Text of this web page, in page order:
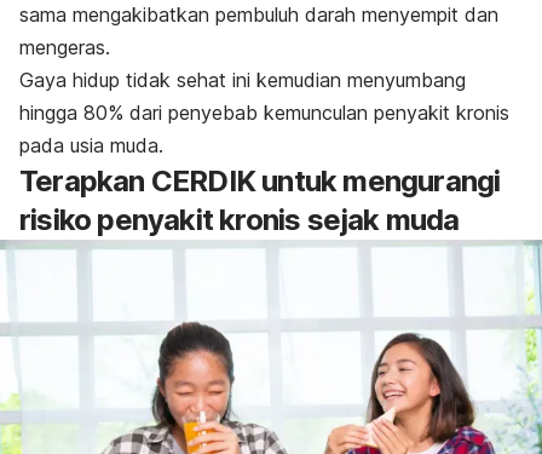
sama mengakibatkan pembuluh darah menyempit dan
mengeras.
Gaya hidup tidak sehat ini kemudian menyumbang
hingga 80% dari penyebab kemunculan penyakit kronis
pada usia muda.
Terapkan CERDIK untuk mengurangi
risiko penyakit kronis sejak muda